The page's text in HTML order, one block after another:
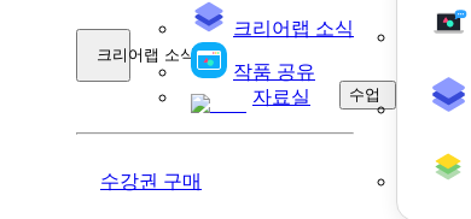
크리어랩 소식
크리어랩 소식
작품 공유
자료실
수강권 구매
수업